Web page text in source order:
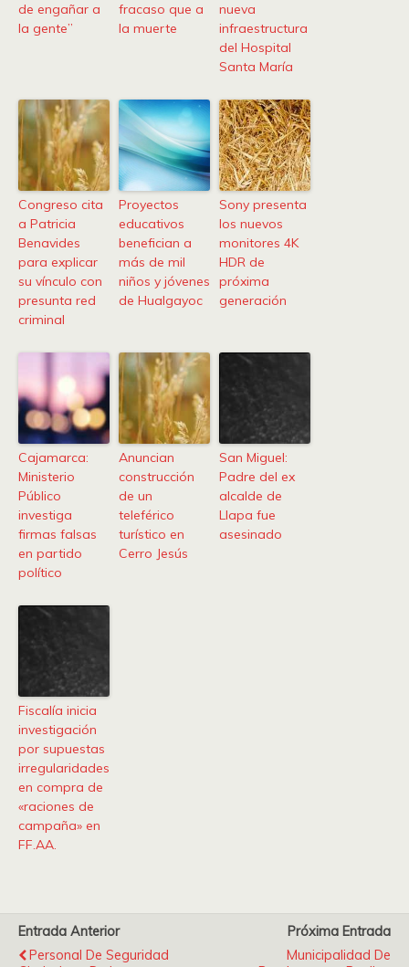
de engañar a
la gente”
fracaso que a
la muerte
nueva
infraestructura
del Hospital
Santa María
Congreso cita
a Patricia
Benavides
para explicar
su vínculo con
presunta red
criminal
Proyectos
educativos
benefician a
más de mil
niños y jóvenes
de Hualgayoc
Sony presenta
los nuevos
monitores 4K
HDR de
próxima
generación
Cajamarca:
Ministerio
Público
investiga
firmas falsas
en partido
político
Anuncian
construcción
de un
teleférico
turístico en
Cerro Jesús
San Miguel:
Padre del ex
alcalde de
Llapa fue
asesinado
Fiscalía inicia
investigación
por supuestas
irregularidades
en compra de
«raciones de
campaña» en
FF.AA.
Entrada Anterior
Personal De Seguridad
Próxima Entrada
Municipalidad De